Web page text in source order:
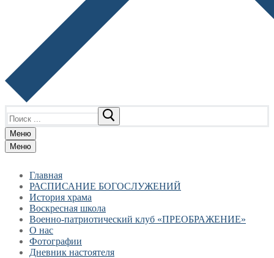
Меню
Меню
Главная
РАСПИСАНИЕ БОГОСЛУЖЕНИЙ
История храма
Воскресная школа
Военно-патриотический клуб «ПРЕОБРАЖЕНИЕ»
О нас
Фотографии
Дневник настоятеля